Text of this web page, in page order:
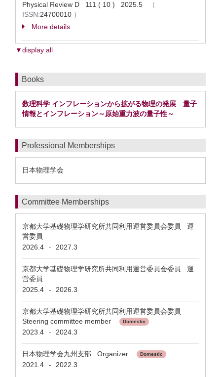
Physical Review D 111 ( 10 ) 2025.5
（
ISSN:24700010 ）
More details
▼display all
Books
数理科学 インフレーションから拡がる物理の発展 量子
情報とインフレーション～原始重力波の量子性～
Professional Memberships
日本物理学会
Committee Memberships
京都大学基礎物理学研究所共同利用運営委員会委員 運
営委員
2026.4
- 2027.3
京都大学基礎物理学研究所共同利用運営委員会委員 運
営委員
2025.4
- 2026.3
京都大学基礎物理学研究所共同利用運営委員会委員
Steering committee member
Domestic
2023.4 - 2024.3
日本物理学会九州支部 Organizer Domestic
2021.4 - 2022.3